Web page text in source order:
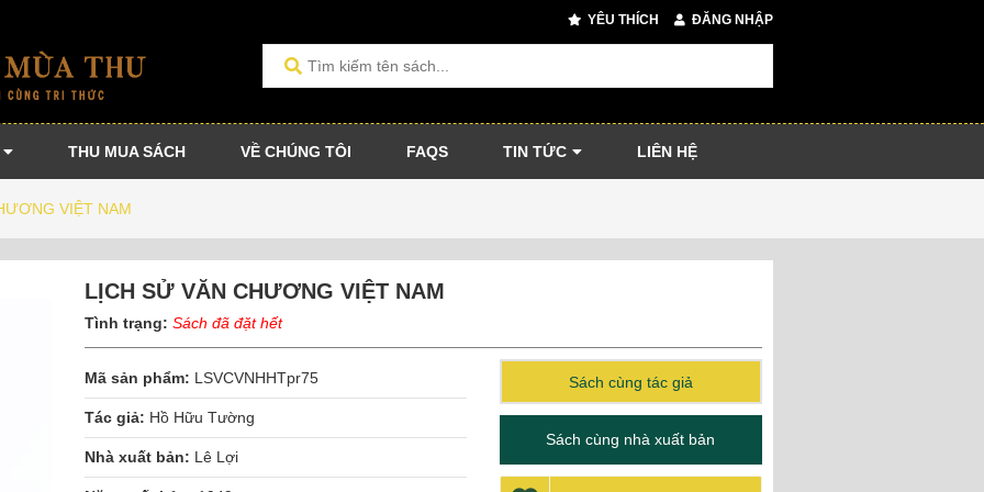
YÊU THÍCH ĐĂNG NHẬP
THU MUA SÁCH VỀ CHÚNG TÔI FAQS TIN TỨC LIÊN HỆ
VIỆT NAM
LỊCH SỬ VĂN CHƯƠNG VIỆT NAM
Tình trạng:Sách đã đặt hết
Mã sản phẩm: LSVCVNHHTpr75
Tác giả: Hồ Hữu Tường
Nhà xuất bản: Lê Lợi
Sách cùng tác giả
Sách cùng nhà xuất bản